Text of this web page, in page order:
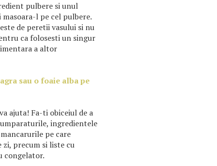
pulbere si unul
l pe cel pulbere.
de peretii vasului si nu
ca folosesti un singur
a altor
sau o foaie alba pe
ajuta! Fa-ti obiceiul de a
ingredientele
pe care
precum si liste cu
congelator.